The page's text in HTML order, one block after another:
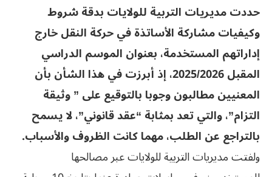
حددت مديريات التربية للولايات بدقة شروط
وكيفيات مشاركة الأساتذة في حركة النقل خارج
إداراتهم المستخدمة، بعنوان الموسم الدراسي
المقبل 2025/2026، إذ أبرزت في هذا الشأن بأن
المعنيين مطالبون وجوبا بالتوقيع على ” وثيقة
التزام”، والتي تعد بمثابة “عقد قانوني”، لا يسمح
بالتراجع عن الطلب، مهما كانت الظروف والأسباب.
ولفتت مديريات التربية للولايات عبر مصالحها